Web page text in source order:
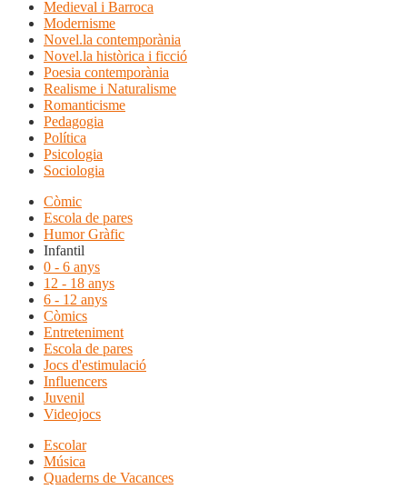
Medieval i Barroca
Modernisme
Novel.la contemporània
Novel.la històrica i ficció
Poesia contemporània
Realisme i Naturalisme
Romanticisme
Pedagogia
Política
Psicologia
Sociologia
Còmic
Escola de pares
Humor Gràfic
Infantil
0 - 6 anys
12 - 18 anys
6 - 12 anys
Còmics
Entreteniment
Escola de pares
Jocs d'estimulació
Influencers
Juvenil
Videojocs
Escolar
Música
Quaderns de Vacances